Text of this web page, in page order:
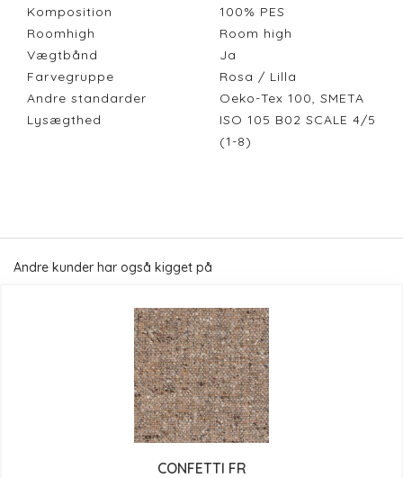
Komposition
100% PES
Roomhigh
Room high
Vægtbånd
Ja
Farvegruppe
Rosa / Lilla
Andre standarder
Oeko-Tex 100, SMETA
Lysægthed
ISO 105 B02 SCALE 4/5
(1-8)
Andre kunder har også kigget på
CONFETTI FR